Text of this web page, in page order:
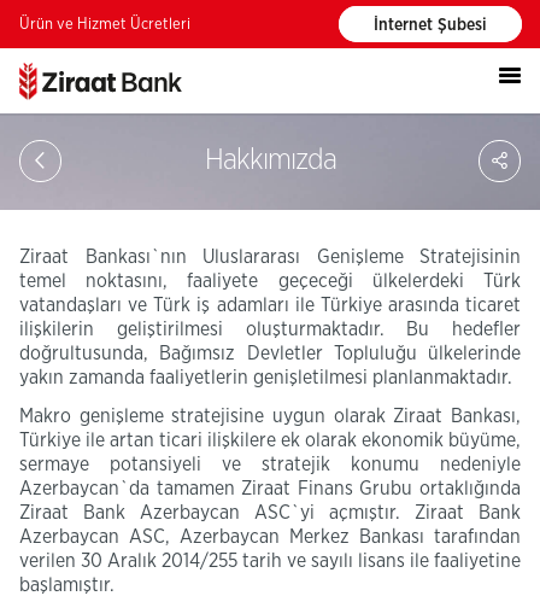
Ürün ve Hizmet Ücretleri İnternet Şubesi
Hakkımızda
Ziraat Bankası`nın Uluslararası Genişleme Stratejisinin
temel noktasını, faaliyete geçeceği ülkelerdeki Türk
vatandaşları ve Türk iş adamları ile Türkiye arasında ticaret
ilişkilerin geliştirilmesi oluşturmaktadır. Bu hedefler
doğrultusunda, Bağımsız Devletler Topluluğu ülkelerinde
yakın zamanda faaliyetlerin genişletilmesi planlanmaktadır.
Makro genişleme stratejisine uygun olarak Ziraat Bankası,
Türkiye ile artan ticari ilişkilere ek olarak ekonomik büyüme,
sermaye potansiyeli ve stratejik konumu nedeniyle
Azerbaycan`da tamamen Ziraat Finans Grubu ortaklığında
Ziraat Bank Azerbaycan ASC`yi açmıştır. Ziraat Bank
Azerbaycan ASC, Azerbaycan Merkez Bankası tarafından
verilen 30 Aralık 2014/255 tarih ve sayılı lisans ile faaliyetine
başlamıştır.